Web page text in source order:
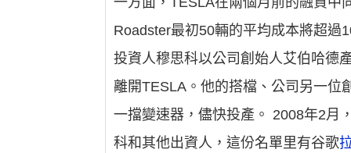
Roadster最初50輛的平均成本將超過
投資人穆思科以公司創始人艾伯哈德
離開TESLA。他的搭檔、公司另一位
一擋變速器，儘快投產。 2008年2月
科和其他出資人，這份名單里有谷歌